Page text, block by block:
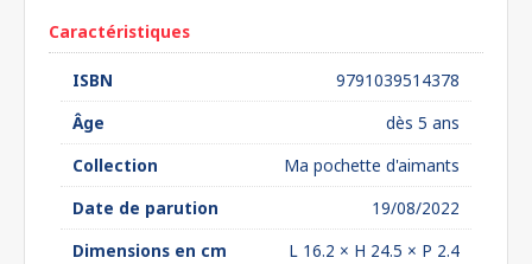
Caractéristiques
ISBN
9791039514378
Âge
dès 5 ans
Collection
Ma pochette d'aimants
Date de parution
19/08/2022
Dimensions en cm
L 16.2 × H 24.5 × P 2.4